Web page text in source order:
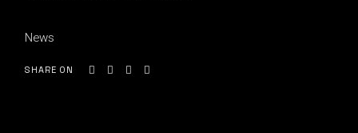
News
SHARE ON